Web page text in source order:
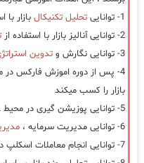
1- توانایی
تحلیل تکنیکال بازار
2- توانایی آنالیز بازار با استفاده از
3- توانایی نگارش و
تدوین
4- پس از دوره اموزش فارکس در
بازار را کسب میکند
5- توانایی پوزیشن گیری در محیط REAL یا واقعی
6- توانایی مدیریت سرمایه ،
7- توانایی انجام معاملات اسکلپ در تایم فریم های 5-15-30 دقیقه